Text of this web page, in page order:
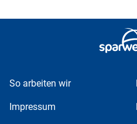
So arbeiten wir
Impressum